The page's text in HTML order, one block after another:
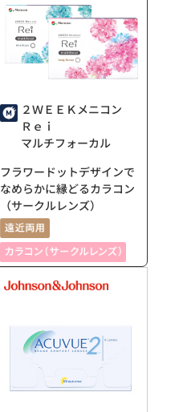
２ＷＥＥＫメニコン
Ｒｅｉ
マルチフォーカル
フラワードットデザインで
なめらかに縁どるカラコン
（サークルレンズ）